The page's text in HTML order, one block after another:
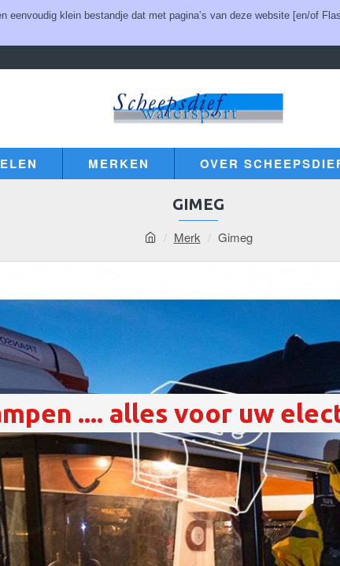
klein bestandje dat met pagina’s van deze website [en/of
MERKEN OVER
Merk Gimeg
GIMEG
.... alles voor uw